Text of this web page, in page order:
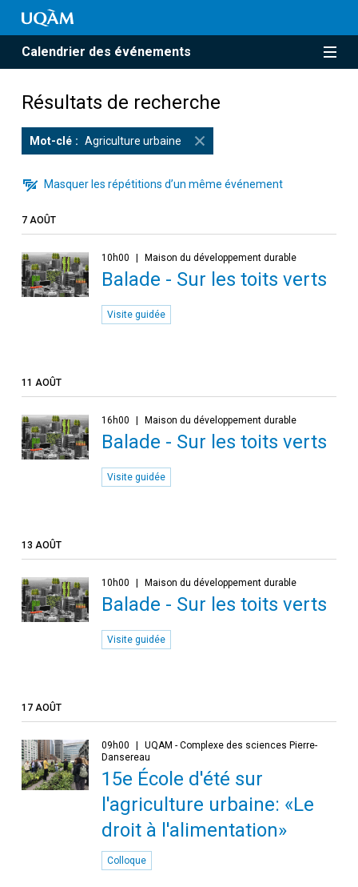
Calendrier des événements
Résultats de recherche
Mot-clé Agriculture urbaine
Masquer les répétitions d’un même événement
7 AOÛT
10h00 Maison du développement durable
Balade - Sur les toits verts
Visite guidée
11 AOÛT
16h00 Maison du développement durable
Balade - Sur les toits verts
Visite guidée
13 AOÛT
10h00 Maison du développement durable
Balade - Sur les toits verts
Visite guidée
17 AOÛT
09h00
UQAM - Complexe des sciences Pierre-
Dansereau
15e École d'été sur
l'agriculture urbaine: «Le
droit à l'alimentation»
Colloque